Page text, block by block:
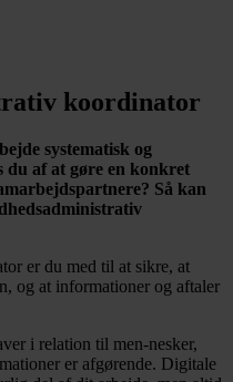
koordinator
systematisk og
du af at gøre en konkret
Så kan
er du med til at sikre, at
og at informationer og aftaler
i relation til men-nesker,
er afgørende. Digitale